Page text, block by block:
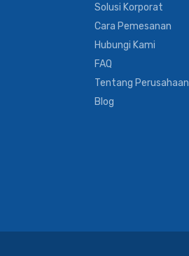
Solusi Korporat
Cara Pemesanan
Hubungi Kami
FAQ
Tentang Perusahaan
Blog